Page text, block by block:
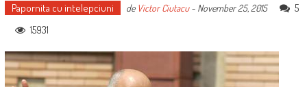
Papornita cu intelepciuni de Victor Ciutacu- November 25, 2015
5
15931